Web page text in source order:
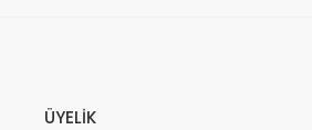
ÜYELİK